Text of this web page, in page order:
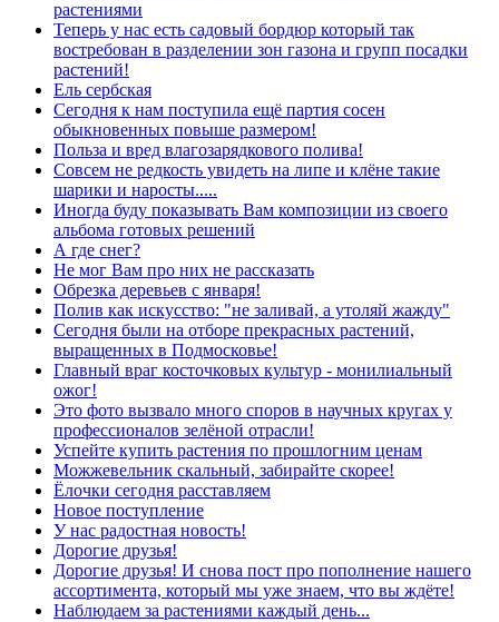
растениями
Теперь у нас есть садовый бордюр который так
востребован в разделении зон газона и групп посадки
растений!
Ель сербская
Сегодня к нам поступила ещё партия сосен
обыкновенных повыше размером!
Польза и вред влагозарядкового полива!
Совсем не редкость увидеть на липе и клёне такие
шарики и наросты.....
Иногда буду показывать Вам композиции из своего
альбома готовых решений
А где снег?
Не мог Вам про них не рассказать
Обрезка деревьев с января!
Полив как искусство: "не заливай, а утоляй жажду"
Сегодня были на отборе прекрасных растений,
выращенных в Подмосковье!
Главный враг косточковых культур - монилиальный
ожог!
Это фото вызвало много споров в научных кругах у
профессионалов зелёной отрасли!
Успейте купить растения по прошлогним ценам
Можжевельник скальный, забирайте скорее!
Ёлочки сегодня расставляем
Новое поступление
У нас радостная новость!
Дорогие друзья!
Дорогие друзья! И снова пост про пополнение нашего
ассортимента, который мы уже знаем, что вы ждёте!
Наблюдаем за растениями каждый день...